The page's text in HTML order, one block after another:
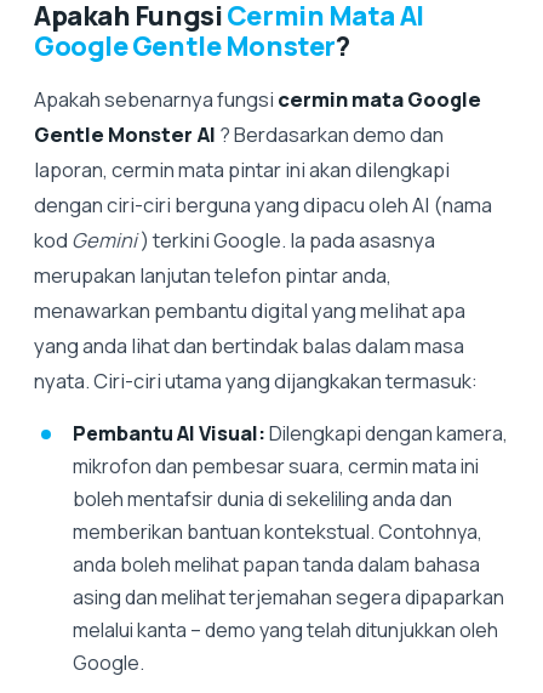
Apakah FungsiCermin Mata AI
Google Gentle Monster?
Apakah sebenarnya fungsi cermin mata Google
Gentle Monster AI ? Berdasarkan demo dan
laporan, cermin mata pintar ini akan dilengkapi
dengan ciri-ciri berguna yang dipacu oleh AI (nama
kod Gemini) terkini Google. Ia pada asasnya
merupakan lanjutan telefon pintar anda,
menawarkan pembantu digital yang melihat apa
yang anda lihat dan bertindak balas dalam masa
nyata. Ciri-ciri utama yang dijangkakan termasuk:
Pembantu AI Visual:Dilengkapi dengan kamera,
mikrofon dan pembesar suara, cermin mata ini
boleh mentafsir dunia di sekeliling anda dan
memberikan bantuan kontekstual. Contohnya,
anda boleh melihat papan tanda dalam bahasa
asing dan melihat terjemahan segera dipaparkan
melalui kanta – demo yang telah ditunjukkan oleh
Google.